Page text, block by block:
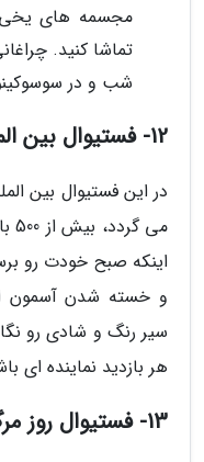
مجسمه های یخی
شب و در سوسوکینو تا
12- فستیوال بین المللی بالن آلبوکورکو در آمریکا
اینکه صبح خودت رو
و خسته شدن آسمون
سیر رنگ و شادی رو
هر بازدید نماینده ای
13- فستیوال روز مرگ در مکزیک